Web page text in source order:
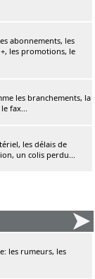
abonnements, les
les promotions, le
les branchements, la
fax...
les délais de
un colis perdu...
les rumeurs, les